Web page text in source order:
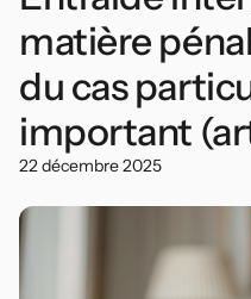
matière
du cas
important
22 décembre 2025